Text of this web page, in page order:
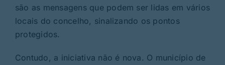
são as mensagens que podem ser lidas em vários
locais do concelho, sinalizando os pontos
protegidos.
Contudo, a iniciativa não é nova. O município de